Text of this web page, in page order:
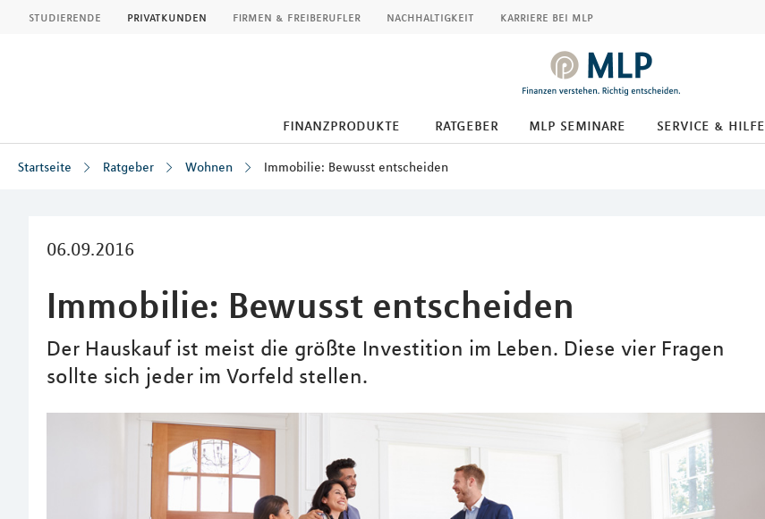
studierende privatkunden firmen & freiberufler nachhaltigkeit karriere bei mlp
finanzprodukte ratgeber mlp seminare service & hilfe
Startseite Ratgeber Wohnen Immobilie: Bewusst entscheiden
06.09.2016
Immobilie: Bewusst entscheiden
Der Hauskauf ist meist die größte Investition im Leben. Diese vier Fragen
sollte sich jeder im Vorfeld stellen.